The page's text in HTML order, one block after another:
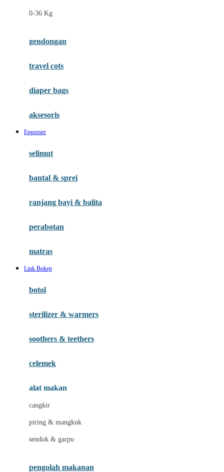
Fisher Price
Gb
Habbie
Haenim
Hauck
Havaianas
Hybrid
I
Inlacta DHA
Ivenet
Joolz
0-36 Kg
gendongan
travel cots
diaper bags
aksesoris
Epporner
selimut
bantal & sprei
ranjang bayi & balita
perabotan
matras
Link Bokep
botol
sterilizer & warmers
soothers & teethers
celemek
alat makan
cangkir
piring & mangkuk
sendok & garpu
pengolah makanan